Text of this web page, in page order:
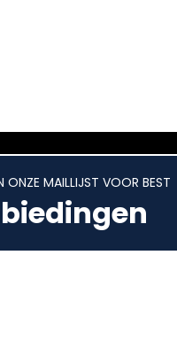
ONZE MAILLIJST VOOR BEST